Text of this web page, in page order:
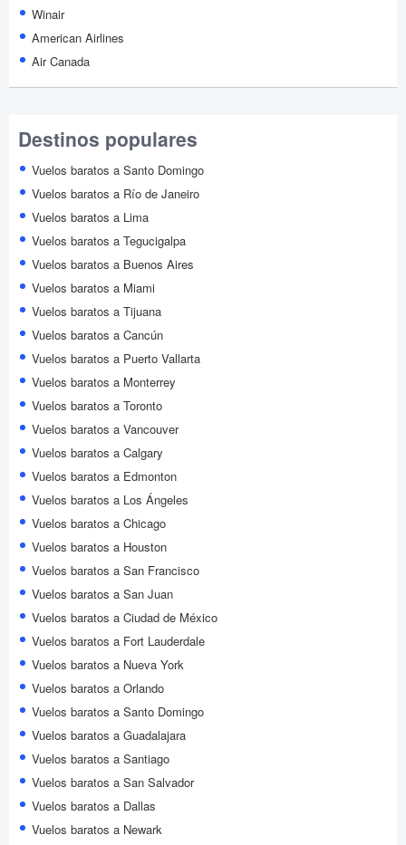
Winair
American Airlines
Air Canada
Destinos populares
Vuelos baratos a Santo Domingo
Vuelos baratos a Río de Janeiro
Vuelos baratos a Lima
Vuelos baratos a Tegucigalpa
Vuelos baratos a Buenos Aires
Vuelos baratos a Miami
Vuelos baratos a Tijuana
Vuelos baratos a Cancún
Vuelos baratos a Puerto Vallarta
Vuelos baratos a Monterrey
Vuelos baratos a Toronto
Vuelos baratos a Vancouver
Vuelos baratos a Calgary
Vuelos baratos a Edmonton
Vuelos baratos a Los Ángeles
Vuelos baratos a Chicago
Vuelos baratos a Houston
Vuelos baratos a San Francisco
Vuelos baratos a San Juan
Vuelos baratos a Ciudad de México
Vuelos baratos a Fort Lauderdale
Vuelos baratos a Nueva York
Vuelos baratos a Orlando
Vuelos baratos a Santo Domingo
Vuelos baratos a Guadalajara
Vuelos baratos a Santiago
Vuelos baratos a San Salvador
Vuelos baratos a Dallas
Vuelos baratos a Newark